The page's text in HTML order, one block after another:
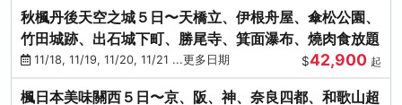
秋楓丹後天空之城５日〜天橋立、伊根舟屋、傘松公園、
竹田城跡、出石城下町、勝尾寺、箕面瀑布、燒肉食放題
11/18, 11/19, 11/20, 11/21 ...更多日期 $42,900 起
楓日本美味關西５日〜京、阪、神、奈良四都、和歌山超